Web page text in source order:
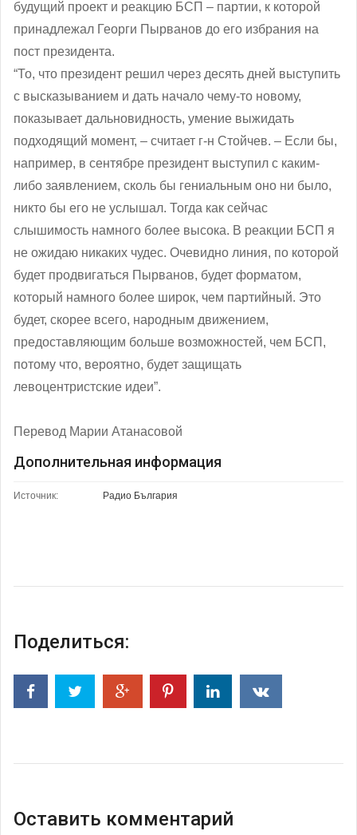
будущий проект и реакцию БСП – партии, к которой
принадлежал Георги Пырванов до его избрания на
пост президента.
“То, что президент решил через десять дней выступить
с высказыванием и дать начало чему-то новому,
показывает дальновидность, умение выжидать
подходящий момент, ‒ считает г-н Стойчев. – Если бы,
например, в сентябре президент выступил с каким-
либо заявлением, сколь бы гениальным оно ни было,
никто бы его не услышал. Тогда как сейчас
слышимость намного более высока. В реакции БСП я
не ожидаю никаких чудес. Очевидно линия, по которой
будет продвигаться Пырванов, будет форматом,
который намного более широк, чем партийный. Это
будет, скорее всего, народным движением,
предоставляющим больше возможностей, чем БСП,
потому что, вероятно, будет защищать
левоцентристские идеи”.
Перевод Марии Атанасовой
Дополнительная информация
Источник: Радио България
Поделиться:
Оставить комментарий